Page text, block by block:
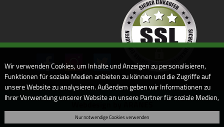
Webdesign by ARANES
Wir verwenden Cookies, um Inhalte und Anzeigen zu personalisieren,
Funktionen für soziale Medien anbieten zu können und die Zugriffe auf
unsere Website zu analysieren. Außerdem geben wir Informationen zu
Ihrer Verwendung unserer Website an unsere Partner für soziale Medien,
Informationen möglicherweise mit weiteren Daten zusammen, die Sie
Nur notwendige Cookies verwenden